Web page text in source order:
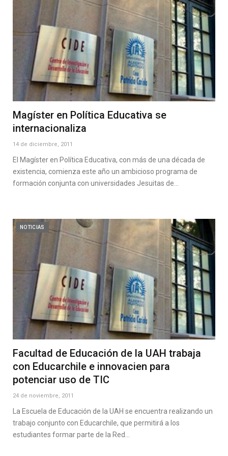
Magíster en Política Educativa se
internacionaliza
14 de diciembre, 2011
El Magíster en Política Educativa, con más de una década de
existencia, comienza este año un ambicioso programa de
formación conjunta con universidades Jesuitas de…
NOTICIAS
Facultad de Educación de la UAH trabaja
con Educarchile e innovacien para
potenciar uso de TIC
24 de noviembre, 2011
La Escuela de Educación de la UAH se encuentra realizando un
trabajo conjunto con Educarchile, que permitirá a los
estudiantes formar parte de la Red…